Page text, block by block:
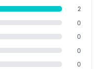
2
0
0
0
0